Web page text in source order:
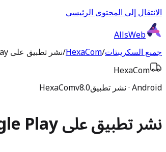
الانتقال إلى المحتوى الرئيسي
AllsWeb
جميع السكريبتات/
HexaCom
/نشر تطبيق على Google Play
HexaCom
Android · نشر تطبيق
HexaComv8.0
نشر تطبيق على Google Play